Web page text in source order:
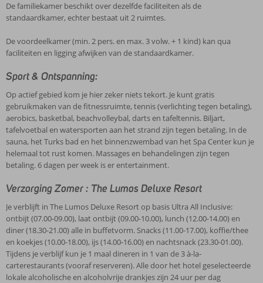
De familiekamer beschikt over dezelfde faciliteiten als de
standaardkamer, echter bestaat uit 2 ruimtes.
De voordeelkamer (min. 2 pers. en max. 3 volw. + 1 kind) kan qua
faciliteiten en ligging afwijken van de standaardkamer.
Sport & Ontspanning:
Op actief gebied kom je hier zeker niets tekort. Je kunt gratis
gebruikmaken van de fitnessruimte, tennis (verlichting tegen betaling),
aerobics, basketbal, beachvolleybal, darts en tafeltennis. Biljart,
tafelvoetbal en watersporten aan het strand zijn tegen betaling. In de
sauna, het Turks bad en het binnenzwembad van het Spa Center kun je
helemaal tot rust komen. Massages en behandelingen zijn tegen
betaling. 6 dagen per week is er entertainment.
Verzorging Zomer : The Lumos Deluxe Resort
Je verblijft in The Lumos Deluxe Resort op basis Ultra All Inclusive:
ontbijt (07.00-09.00), laat ontbijt (09.00-10.00), lunch (12.00-14.00) en
diner (18.30-21.00) alle in buffetvorm. Snacks (11.00-17.00), koffie/thee
en koekjes (10.00-18.00), ijs (14.00-16.00) en nachtsnack (23.30-01.00).
Tijdens je verblijf kun je 1 maal dineren in 1 van de 3 à-la-
carterestaurants (vooraf reserveren). Alle door het hotel geselecteerde
lokale alcoholische en alcoholvrije drankjes zijn 24 uur per dag